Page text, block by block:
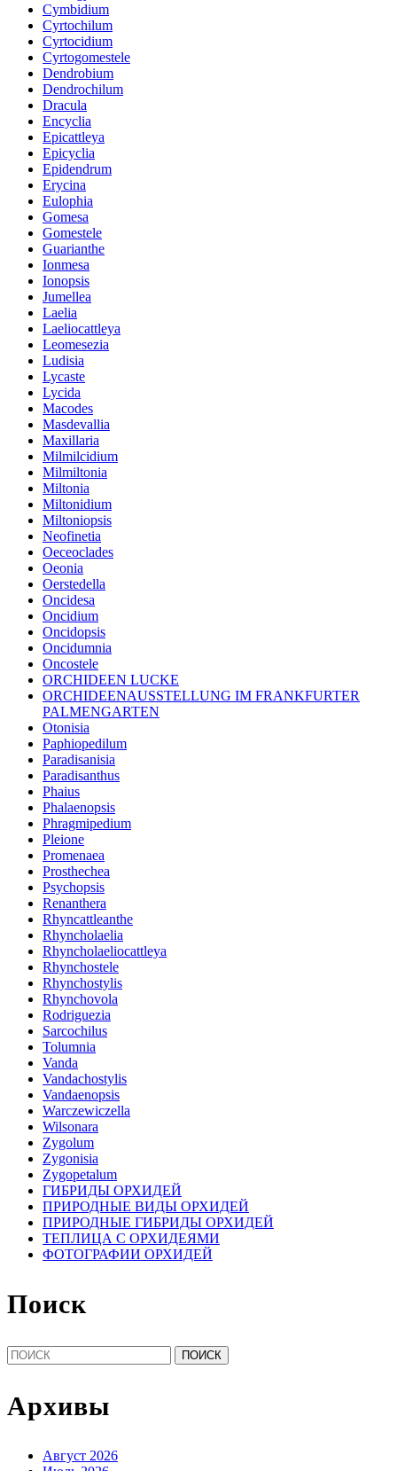
Cymbidium
Cyrtochilum
Cyrtocidium
Cyrtogomestele
Dendrobium
Dendrochilum
Dracula
Encyclia
Epicattleya
Epicyclia
Epidendrum
Erycina
Eulophia
Gomesa
Gomestele
Guarianthe
Ionmesa
Ionopsis
Jumellea
Laelia
Laeliocattleya
Leomesezia
Ludisia
Lycaste
Lycida
Macodes
Masdevallia
Maxillaria
Milmilcidium
Milmiltonia
Miltonia
Miltonidium
Miltoniopsis
Neofinetia
Oeceoclades
Oeonia
Oerstedella
Oncidesa
Oncidium
Oncidopsis
Oncidumnia
Oncostele
ORCHIDEEN LUCKE
ORCHIDEENAUSSTELLUNG IM FRANKFURTER
PALMENGARTEN
Otonisia
Paphiopedilum
Paradisanisia
Paradisanthus
Phaius
Phalaenopsis
Phragmipedium
Pleione
Promenaea
Prosthechea
Psychopsis
Renanthera
Rhyncattleanthe
Rhyncholaelia
Rhyncholaeliocattleya
Rhynchostele
Rhynchostylis
Rhynchovola
Rodriguezia
Sarcochilus
Tolumnia
Vanda
Vandachostylis
Vandaenopsis
Warczewiczella
Wilsonara
Zygolum
Zygonisia
Zygopetalum
ГИБРИДЫ ОРХИДЕЙ
ПРИРОДНЫЕ ВИДЫ ОРХИДЕЙ
ПРИРОДНЫЕ ГИБРИДЫ ОРХИДЕЙ
ТЕПЛИЦА С ОРХИДЕЯМИ
ФОТОГРАФИИ ОРХИДЕЙ
Поиск
Найти:
Архивы
Август 2026